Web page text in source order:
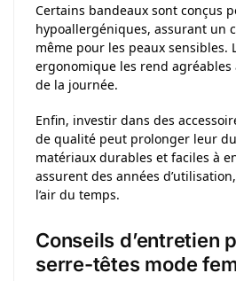
Certains bandeaux sont conçus
hypoallergéniques, assurant un
même pour les peaux sensibles.
ergonomique les rend
de la journée.
Enfin, investir dans des
de qualité peut prolonger leur
matériaux durables et faciles à
assurent des années
l’air du temps.
Conseils d’entretien
serre-têtes mode